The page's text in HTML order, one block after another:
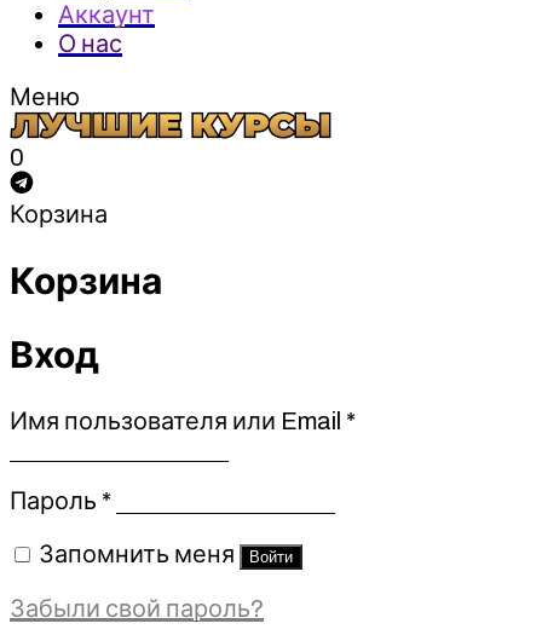
Аккаунт
О нас
Меню
0
Корзина
Корзина
Вход
Имя пользователя или Email *Обязательно
Пароль *Обязательно
Запомнить меня Войти
Забыли свой пароль?